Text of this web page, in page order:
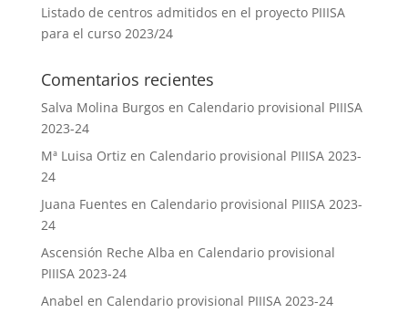
Listado de centros admitidos en el proyecto PIIISA
para el curso 2023/24
Comentarios recientes
Salva Molina Burgos en Calendario provisional PIIISA
2023-24
Mª Luisa Ortiz en Calendario provisional PIIISA 2023-
24
Juana Fuentes en Calendario provisional PIIISA 2023-
24
Ascensión Reche Alba en Calendario provisional
PIIISA 2023-24
Anabel en Calendario provisional PIIISA 2023-24